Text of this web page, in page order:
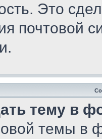
Это
почтовой
тему в
темы в